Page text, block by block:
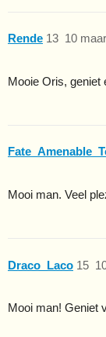
Rende 10
13
Mooie Oris, geniet
Mooi man. Veel
Draco_Laco 15
Mooi man! Geniet